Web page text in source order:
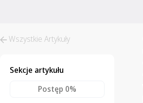
Wszystkie Artykuły
Sekcje artykułu
Postęp 0%